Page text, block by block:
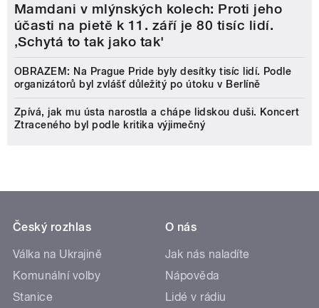
Mamdani v mlýnských kolech: Proti jeho
účasti na pietě k 11. září je 80 tisíc lidí.
‚Schytá to tak jako tak'
OBRAZEM: Na Prague Pride byly desítky tisíc lidí. Podle
organizátorů byl zvlášť důležitý po útoku v Berlíně
Zpívá, jak mu ústa narostla a chápe lidskou duši. Koncert
Ztraceného byl podle kritika výjimečný
Český rozhlas
Válka na Ukrajině
Komunální volby
Stanice
O nás
Jak nás naladíte
Nápověda
Lidé v rádiu